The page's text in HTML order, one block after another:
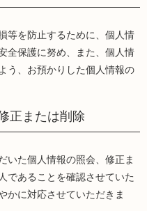
等を防止するために、個人情
全保護に努め、また、個人情
う、お預かりした個人情報の
正または削除
いた個人情報の照会、修正ま
であることを確認させていた
かに対応させていただきま